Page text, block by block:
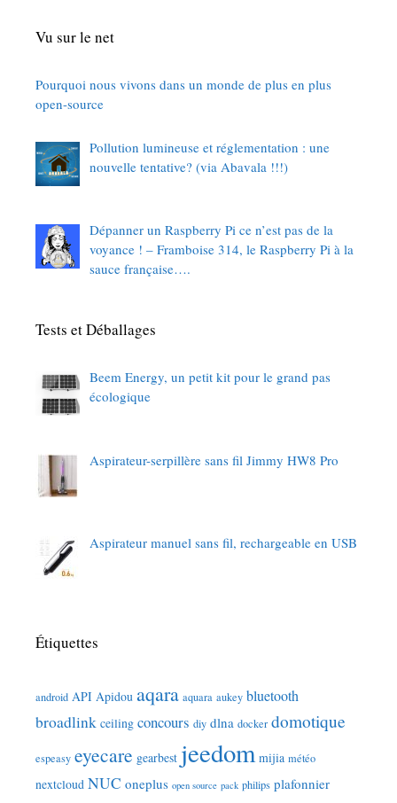
Vu sur le net
Pourquoi nous vivons dans un monde de plus en plus
open-source
Pollution lumineuse et réglementation : une
nouvelle tentative? (via Abavala !!!)
Dépanner un Raspberry Pi ce n’est pas de la
voyance ! – Framboise 314, le Raspberry Pi à la
sauce française….
Tests et Déballages
Beem Energy, un petit kit pour le grand pas
écologique
Aspirateur-serpillère sans fil Jimmy HW8 Pro
Aspirateur manuel sans fil, rechargeable en USB
Étiquettes
android API Apidou aqara aquara aukey bluetooth
broadlink ceiling concours diy dlna docker domotique
espeasy eyecare gearbest jeedom mijia météo
nextcloud NUC oneplus open source pack philips plafonnier